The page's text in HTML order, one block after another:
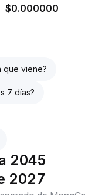
$0.000000
que viene?
7 días?
2045
2027